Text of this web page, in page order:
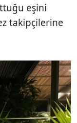
eşini
takipçilerine